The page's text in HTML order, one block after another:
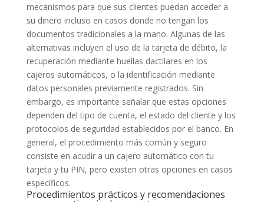
mecanismos para que sus clientes puedan acceder a
su dinero incluso en casos donde no tengan los
documentos tradicionales a la mano. Algunas de las
alternativas incluyen el uso de la tarjeta de débito, la
recuperación mediante huellas dactilares en los
cajeros automáticos, o la identificación mediante
datos personales previamente registrados. Sin
embargo, es importante señalar que estas opciones
dependen del tipo de cuenta, el estado del cliente y los
protocolos de seguridad establecidos por el banco. En
general, el procedimiento más común y seguro
consiste en acudir a un cajero automático con tu
tarjeta y tu PIN, pero existen otras opciones en casos
específicos.
Procedimientos prácticos y recomendaciones